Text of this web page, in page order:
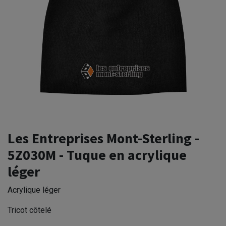
Les Entreprises Mont-Sterling -
5Z030M - Tuque en acrylique
léger
Acrylique léger
Tricot côtelé